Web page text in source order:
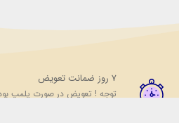
۷ روز ضمانت تعویض
توجه ! تعویض در صورت پلمپ